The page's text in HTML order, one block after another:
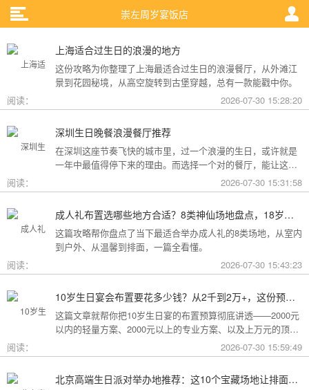
崇左周岁宴饭店
上海适合过生日的浪漫的地方
这份攻略为你整理了上海最适合过生日的浪漫餐厅，从外滩江
景到花园秘境，从高空旋转到古堡穿越，总有一款能戳中你。
阅读：
2026-07-30 15:28:20
深圳生日晚餐浪漫餐厅推荐
在深圳这座节奏飞快的城市里，过一个浪漫的生日，或许就是
一年中最值得停下来的理由。而选择一个对的餐厅，能让这一
天从“普通”变成“终生难忘”。无论是俯瞰城市灯火的高空秘境，
还是被鲜花与海风包裹的梦幻露台，深圳从不缺乏仪式感。
阅读： 2026-07-30 15:31:58
成人礼布置选哪些地方合适？8类神仙场地盘点，18岁的仪式感从选对地方开始
这篇攻略帮你盘点了当下最适合举办成人礼的8类场地，从室内
到户外、从温馨到排面，一篇全看懂。
阅读：
2026-07-30 15:43:23
10岁生日宴会布置要花多少钱？从2千到2万+，这份预算攻略讲透了
这篇文章就帮你把10岁生日宴的布置预算彻底讲透——2000元
以内的轻量方案、2000元以上的专业方案、以及上万元的顶配
阅读： 2026-07-30 15:59:49
北京高端生日派对举办地推荐：这10个宝藏场地让排面与品味兼得